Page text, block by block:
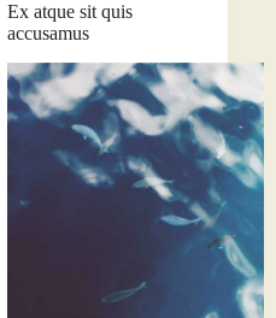
Ex atque sit quis
accusamus